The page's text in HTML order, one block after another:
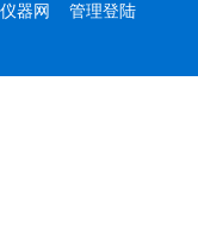
仪器网
管理登陆